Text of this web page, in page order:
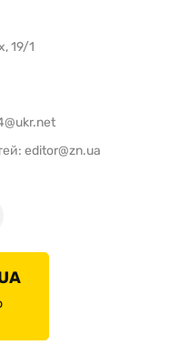
19/1
editor@zn.ua